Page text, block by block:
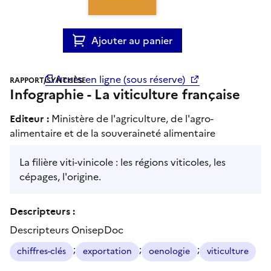
Ajouter au panier
Accès en ligne (sous réserve)
RAPPORT/SYNTHÈSE
Infographie - La viticulture française
Editeur : Ministère de l'agriculture, de l'agro-
alimentaire et de la souveraineté alimentaire
La filière viti-vinicole : les régions viticoles, les
cépages, l'origine.
Descripteurs :
Descripteurs OnisepDoc
chiffres-clés ; exportation ; oenologie ; viticulture